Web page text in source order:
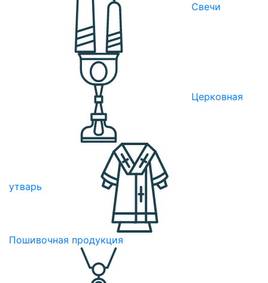
Свечи
Церковная
утварь
Пошивочная продукция